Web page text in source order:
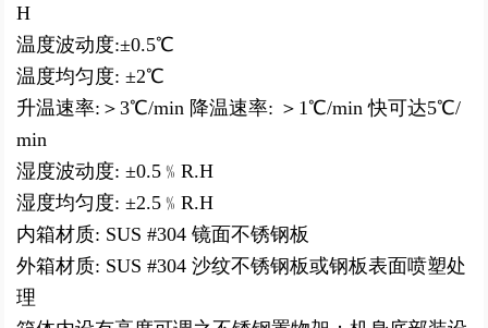
H
温度波动度:±0.5℃
温度均匀度: ±2℃
升温速率:＞3℃/min 降温速率: ＞1℃/min 快可达5℃/
min
湿度波动度: ±0.5﹪R.H
湿度均匀度: ±2.5﹪R.H
内箱材质: SUS #304 镜面不锈钢板
外箱材质: SUS #304 沙纹不锈钢板或钢板表面喷塑处
理